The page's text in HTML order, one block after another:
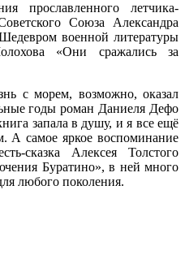
прославленного летчика-
Союза Александра
военной литературы
«Они сражались за
с морем, возможно, оказал
годы роман Даниеля Дефо
запала в душу, и я все ещё
А самое яркое воспоминание
сказка Алексея Толстого
Буратино», в ней много
любого поколения.